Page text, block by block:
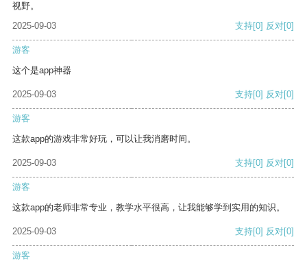
视野。
2025-09-03
支持[0] 反对[0]
游客
这个是app神器
2025-09-03 支持[0] 反对[0]
游客
这款app的游戏非常好玩，可以让我消磨时间。
2025-09-03 支持[0] 反对[0]
游客
这款app的老师非常专业，教学水平很高，让我能够学到实用的知识。
2025-09-03 支持[0] 反对[0]
游客